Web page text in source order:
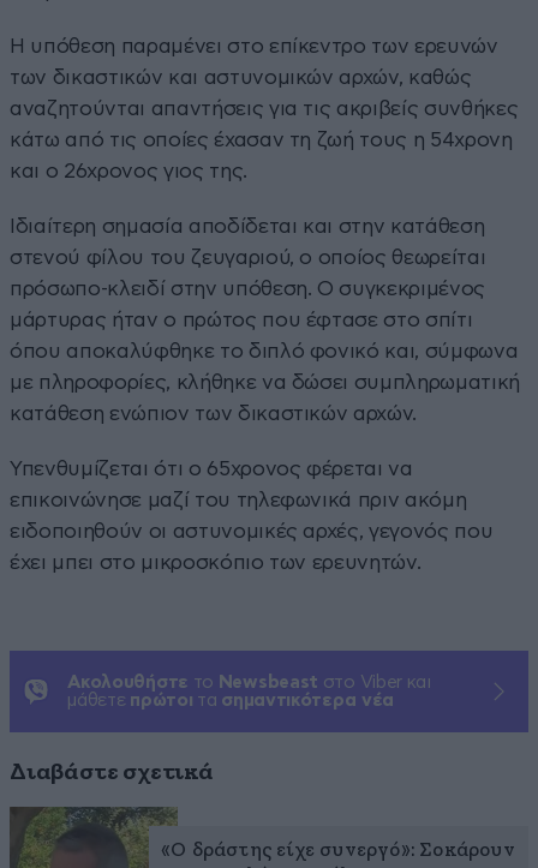
Η υπόθεση παραμένει στο επίκεντρο των ερευνών
των δικαστικών και αστυνομικών αρχών, καθώς
αναζητούνται απαντήσεις για τις ακριβείς συνθήκες
κάτω από τις οποίες έχασαν τη ζωή τους η 54χρονη
και ο 26χρονος γιος της.
Ιδιαίτερη σημασία αποδίδεται και στην κατάθεση
στενού φίλου του ζευγαριού, ο οποίος θεωρείται
πρόσωπο-κλειδί στην υπόθεση. Ο συγκεκριμένος
μάρτυρας ήταν ο πρώτος που έφτασε στο σπίτι
όπου αποκαλύφθηκε το διπλό φονικό και, σύμφωνα
με πληροφορίες, κλήθηκε να δώσει συμπληρωματική
κατάθεση ενώπιον των δικαστικών αρχών.
Υπενθυμίζεται ότι ο 65χρονος φέρεται να
επικοινώνησε μαζί του τηλεφωνικά πριν ακόμη
ειδοποιηθούν οι αστυνομικές αρχές, γεγονός που
έχει μπει στο μικροσκόπιο των ερευνητών.
Ακολουθήστε το Newsbeast στο Viber και
μάθετε πρώτοι τα σημαντικότερα νέα
Διαβάστε σχετικά
«Ο δράστης είχε συνεργό»: Σοκάρουν